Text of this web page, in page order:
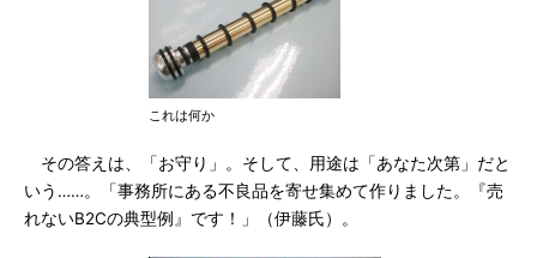
これは何か
その答えは、「お守り」。そして、用途は「あなた次第」だと
いう……。「事務所にある不良品を寄せ集めて作りました。『売
れないB2Cの典型例』です！」（伊藤氏）。